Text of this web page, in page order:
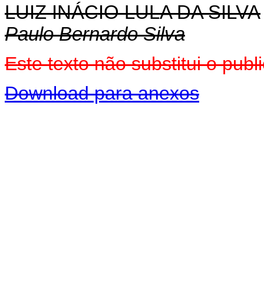
LUIZ INÁCIO LULA DA SILVA
Paulo Bernardo Silva
Este texto não substitui o
Download para anexos